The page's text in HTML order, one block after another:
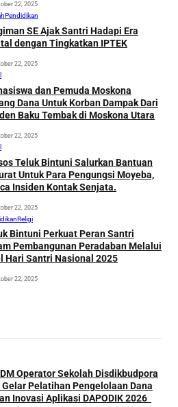
22, 2025
Pendidikan
SE Ajak Santri Hadapi Era
dengan Tingkatkan IPTEK
22, 2025
dan Pemuda Moskona
Dana Untuk Korban Dampak Dari
Baku Tembak di Moskona Utara
22, 2025
Teluk Bintuni Salurkan Bantuan
Untuk Para Pengungsi Moyeba,
Insiden Kontak Senjata.
22, 2025
Religi
Bintuni Perkuat Peran Santri
Pembangunan Peradaban Melalui
Hari Santri Nasional 2025
22, 2025
Operator Sekolah Disdikbudpora
Pelatihan Pengelolaan Dana